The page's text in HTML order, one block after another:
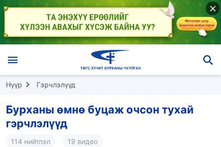
Нүүр Гэрчлэлүүд
Бурханы өмнө буцаж очсон тухай
гэрчлэлүүд
114 нийтлэл 19 видео